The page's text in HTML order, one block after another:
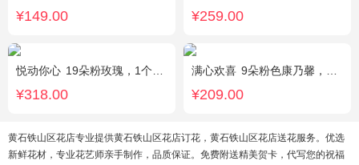
¥149.00 ¥259.00
悦动你心 19朵粉玫瑰，1个粉色绣球，2个白色乒乓菊，粉色桔梗、尤加利间插丰满
¥318.00
满心欢喜 9朵粉色康乃馨，2朵粉玫瑰，桔梗、满天星、绿叶搭配
¥209.00
黄石铁山区花店专业提供黄石铁山区花店订花，黄石铁山区花店送花服务。优选
新鲜花材，专业花艺师亲手制作，品质保证。免费附送精美贺卡，代写您的祝福